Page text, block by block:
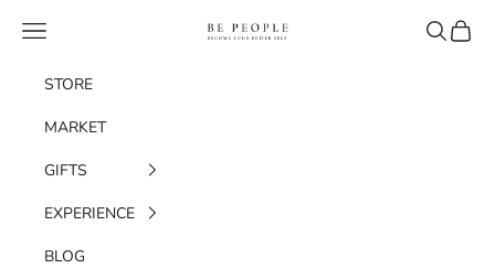
bepeople.co
Menü Ara Sepet
STORE
MARKET
GIFTS
EXPERIENCE
BLOG